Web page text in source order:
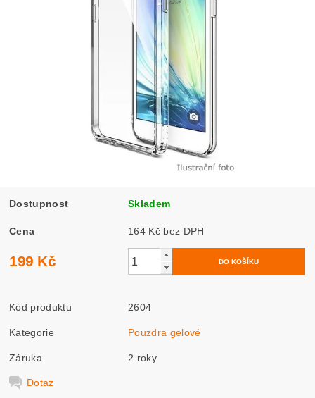
Dostupnost Skladem
Cena 164 Kč bez DPH
199 Kč
Kód produktu 2604
Kategorie Pouzdra gelové
Záruka 2 roky
Dotaz